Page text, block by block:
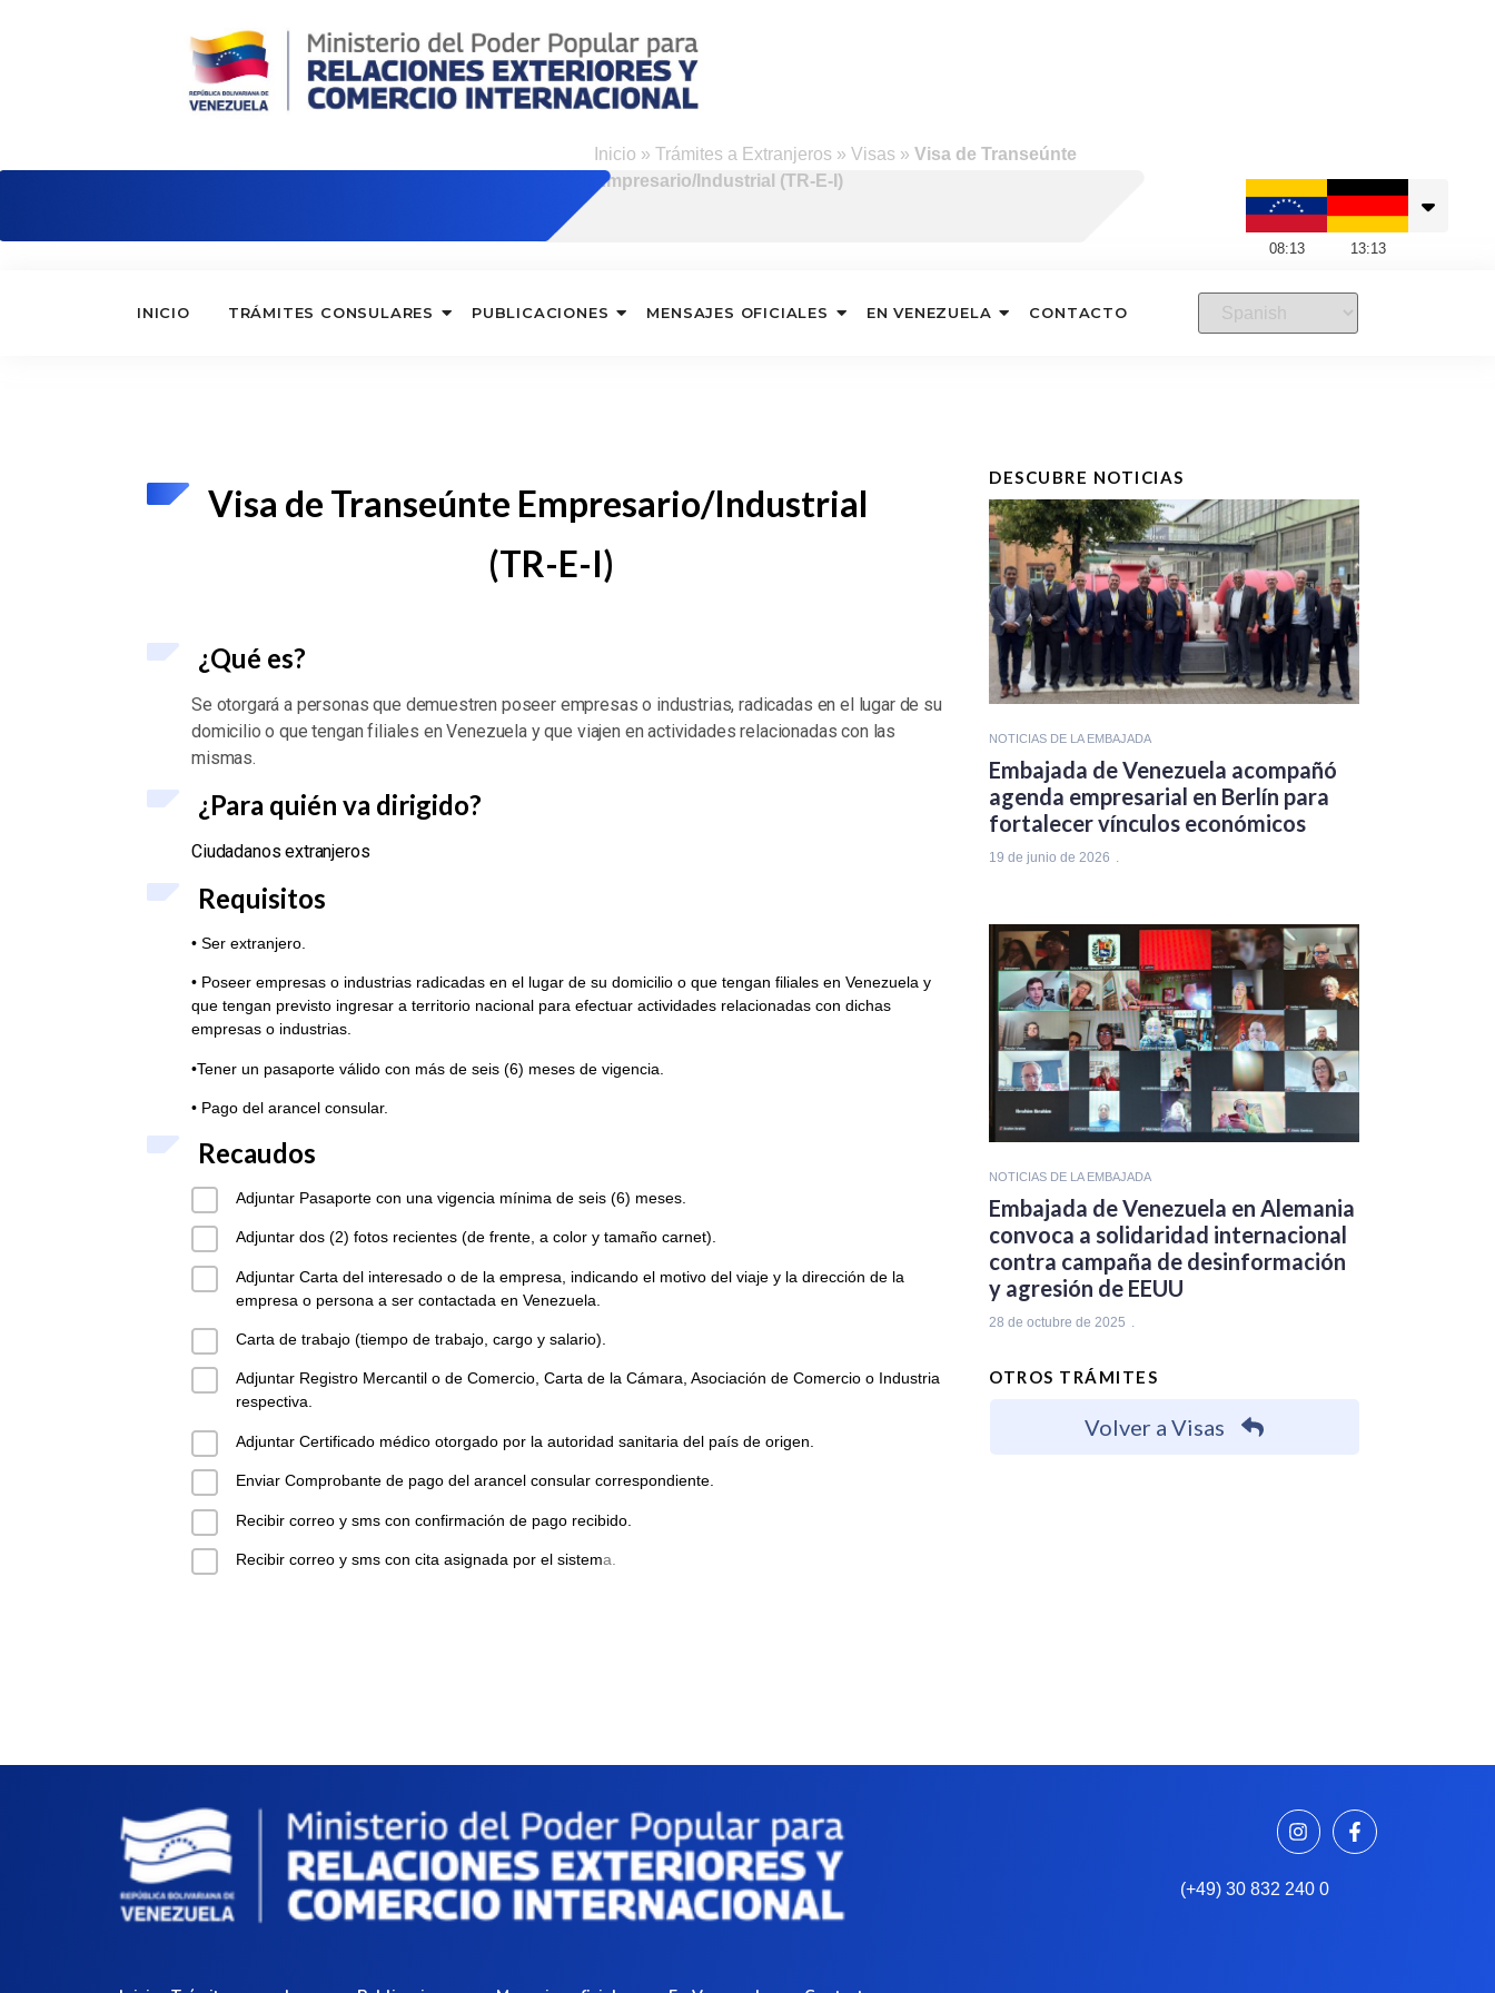
Inicio »Trámites a Extranjeros »Visas »Visa de Transeúnte
Empresario/Industrial (TR-E-I)
08:13 13:13
INICIO TRÁMITES CONSULARES PUBLICACIONES MENSAJES OFICIALES EN VENEZUELA CONTACTO
Visa de Transeúnte Empresario/Industrial
(TR-E-I)
¿Qué es?
Se otorgará a personas que demuestren poseer empresas o industrias, radicadas en el lugar de su
domicilio o que tengan filiales en Venezuela y que viajen en actividades relacionadas con las
mismas.
¿Para quién va dirigido?
Ciudadanos extranjeros
Requisitos
• Ser extranjero.
• Poseer empresas o industrias radicadas en el lugar de su domicilio o que tengan filiales en Venezuela y
que tengan previsto ingresar a territorio nacional para efectuar actividades relacionadas con dichas
empresas o industrias.
•Tener un pasaporte válido con más de seis (6) meses de vigencia.
• Pago del arancel consular.
Recaudos
Adjuntar Pasaporte con una vigencia mínima de seis (6) meses.
Adjuntar dos (2) fotos recientes (de frente, a color y tamaño carnet).
Adjuntar Carta del interesado o de la empresa, indicando el motivo del viaje y la dirección de la
empresa o persona a ser contactada en Venezuela.
Carta de trabajo (tiempo de trabajo, cargo y salario).
Adjuntar Registro Mercantil o de Comercio, Carta de la Cámara, Asociación de Comercio o Industria
respectiva.
Adjuntar Certificado médico otorgado por la autoridad sanitaria del país de origen.
Enviar Comprobante de pago del arancel consular correspondiente.
Recibir correo y sms con confirmación de pago recibido.
Recibir correo y sms con cita asignada por el sistema.
DESCUBRE NOTICIAS
NOTICIAS DE LA EMBAJADA
Embajada de Venezuela acompañó
agenda empresarial en Berlín para
fortalecer vínculos económicos
19 de junio de 2026
NOTICIAS DE LA EMBAJADA
Embajada de Venezuela en Alemania
convoca a solidaridad internacional
contra campaña de desinformación
y agresión de EEUU
28 de octubre de 2025
OTROS TRÁMITES
Volver a Visas
(+49) 30 832 240 0